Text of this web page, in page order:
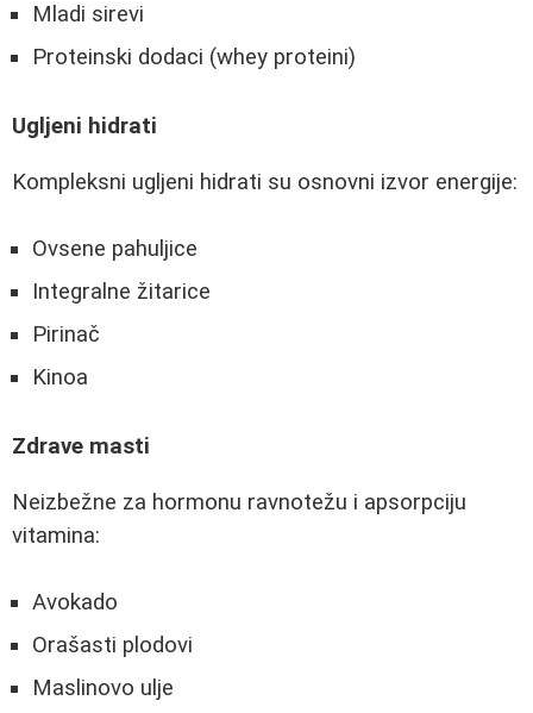
Mladi sirevi
Proteinski dodaci (whey proteini)
Ugljeni hidrati
Kompleksni ugljeni hidrati su osnovni izvor energije:
Ovsene pahuljice
Integralne žitarice
Pirinač
Kinoa
Zdrave masti
Neizbežne za hormonu ravnotežu i apsorpciju
vitamina:
Avokado
Orašasti plodovi
Maslinovo ulje